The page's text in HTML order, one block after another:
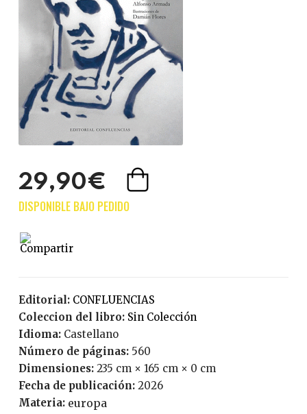
29,90€
Editorial:
CONFLUENCIAS
Coleccion del libro:
Sin Colección
Idioma:
Castellano
Número de páginas:
560
Dimensiones: 235 cm × 165 cm × 0 cm
Fecha de publicación:
2026
Materia: europa